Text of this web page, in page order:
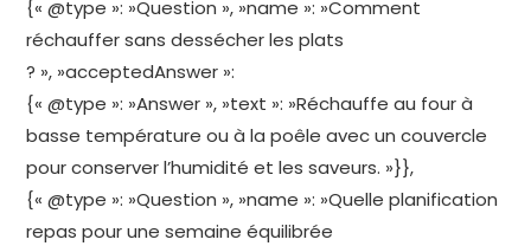
{« @type »: »Question », »name »: »Comment
réchauffer sans dessécher les plats
? », »acceptedAnswer »:
{« @type »: »Answer », »text »: »Réchauffe au four à
basse température ou à la poêle avec un couvercle
pour conserver l’humidité et les saveurs. »}},
{« @type »: »Question », »name »: »Quelle planification
repas pour une semaine équilibrée